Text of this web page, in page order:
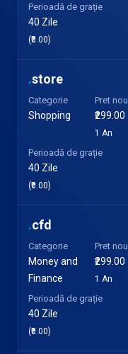
Perioadă de grație
40 Zile
(₹0.00)
.store
Categorie
Shopping
Pret nou
₹299.00
1 An
Perioadă de grație
40 Zile
(₹0.00)
.cfd
Categorie
Money and
Finance
Pret nou
₹299.00
1 An
Perioadă de grație
40 Zile
(₹0.00)